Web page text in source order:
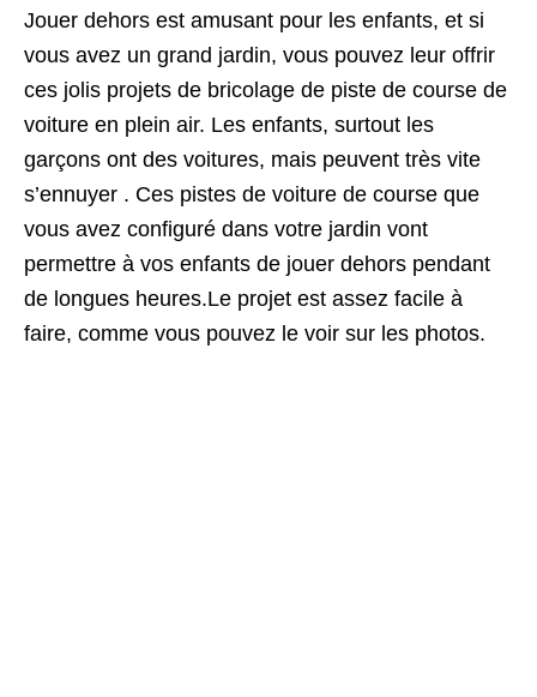
Jouer dehors est amusant pour les enfants, et si
vous avez un grand jardin, vous pouvez leur offrir
ces jolis projets de bricolage de piste de course de
voiture en plein air. Les enfants, surtout les
garçons ont des voitures, mais peuvent très vite
s’ennuyer . Ces pistes de voiture de course que
vous avez configuré dans votre jardin vont
permettre à vos enfants de jouer dehors pendant
de longues heures.Le projet est assez facile à
faire, comme vous pouvez le voir sur les photos.